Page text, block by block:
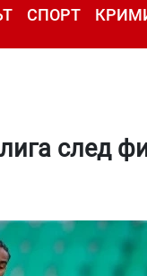
СПОРТ
след